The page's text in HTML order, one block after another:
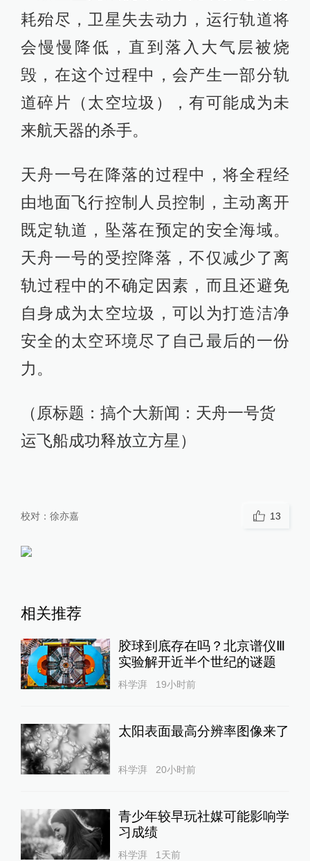
耗殆尽，卫星失去动力，运行轨道将
会慢慢降低，直到落入大气层被烧
毁，在这个过程中，会产生一部分轨
道碎片（太空垃圾），有可能成为未
来航天器的杀手。
天舟一号在降落的过程中，将全程经
由地面飞行控制人员控制，主动离开
既定轨道，坠落在预定的安全海域。
天舟一号的受控降落，不仅减少了离
轨过程中的不确定因素，而且还避免
自身成为太空垃圾，可以为打造洁净
安全的太空环境尽了自己最后的一份
力。
（原标题：搞个大新闻：天舟一号货
运飞船成功释放立方星）
校对： 徐亦嘉 13
相关推荐
胶球到底存在吗？北京谱仪Ⅲ
实验解开近半个世纪的谜题
科学湃 19小时前
太阳表面最高分辨率图像来了
科学湃 20小时前
青少年较早玩社媒可能影响学
习成绩
科学湃 1天前